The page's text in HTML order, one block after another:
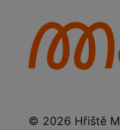
© 2026 Hřiště